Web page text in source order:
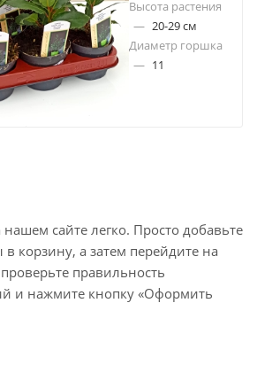
Высота растения
— 20-29 см
Диаметр горшка
— 11
сайте легко. Просто добавьте
корзину, а затем перейдите на
правильность
и нажмите кнопку «Оформить